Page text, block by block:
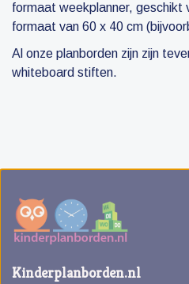
formaat weekplanner, geschikt
formaat van 60 x 40 cm
Al onze planborden zijn zijn
whiteboard stiften.
Kinderplanborden.nl